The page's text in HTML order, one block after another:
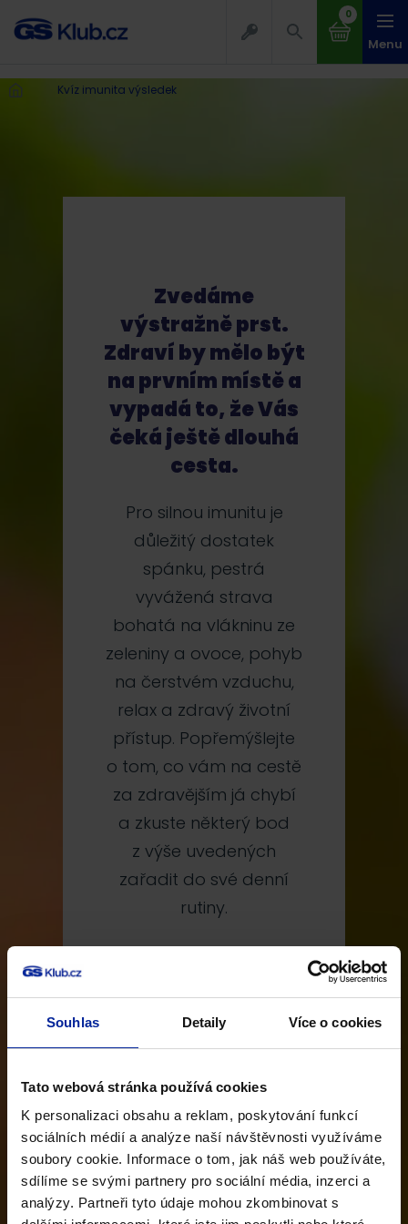
Souhlas Detaily Více o cookies
Tato webová stránka používá cookies
K personalizaci obsahu a reklam, poskytování funkcí
sociálních médií a analýze naší návštěvnosti využíváme
soubory cookie. Informace o tom, jak náš web používáte,
sdílíme se svými partnery pro sociální média, inzerci a
analýzy. Partneři tyto údaje mohou zkombinovat s
0
Menu
Kvíz imunita výsledek
Zvedáme
výstražně prst.
Zdraví by mělo být
na prvním místě a
vypadá to, že Vás
čeká ještě dlouhá
cesta.
Pro silnou imunitu je
důležitý dostatek
spánku, pestrá
vyvážená strava
bohatá na vlákninu ze
zeleniny a ovoce, pohyb
na čerstvém vzduchu,
relax a zdravý životní
přístup. Popřemýšlejte
o tom, co vám na cestě
za zdravějším já chybí
a zkuste některý bod
z výše uvedených
zařadit do své denní
rutiny.
naopak imunitu mohou
snižovat, patří stres,
nepravidelná
životospráva, nezdravá
strava.
Jako odměnu za Vaše
výsledky pro Vás
máme kupón